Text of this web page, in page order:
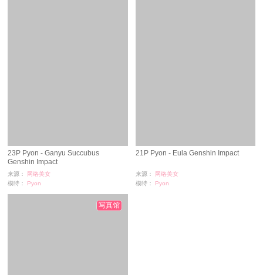
23P Pyon - Ganyu Succubus
Genshin Impact
来源：
网络美女
模特：
Pyon
21P Pyon - Eula Genshin Impact
来源：
网络美女
模特：
Pyon
写真馆